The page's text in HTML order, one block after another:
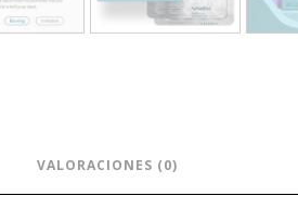
VALORACIONES (0)